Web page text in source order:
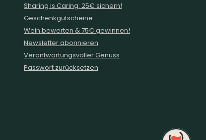
Sharing is Caring: 25€ sichern!
Geschenkgutscheine
Wein bewerten & 75€ gewinnen!
Newsletter abonnieren
Verantwortungsvoller Genuss
Passwort zurücksetzen